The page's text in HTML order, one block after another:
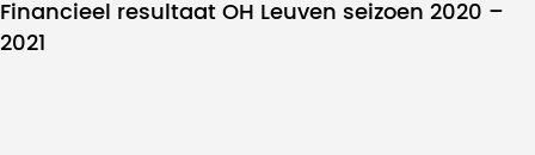
Financieel resultaat OH Leuven seizoen 2020 –
2021